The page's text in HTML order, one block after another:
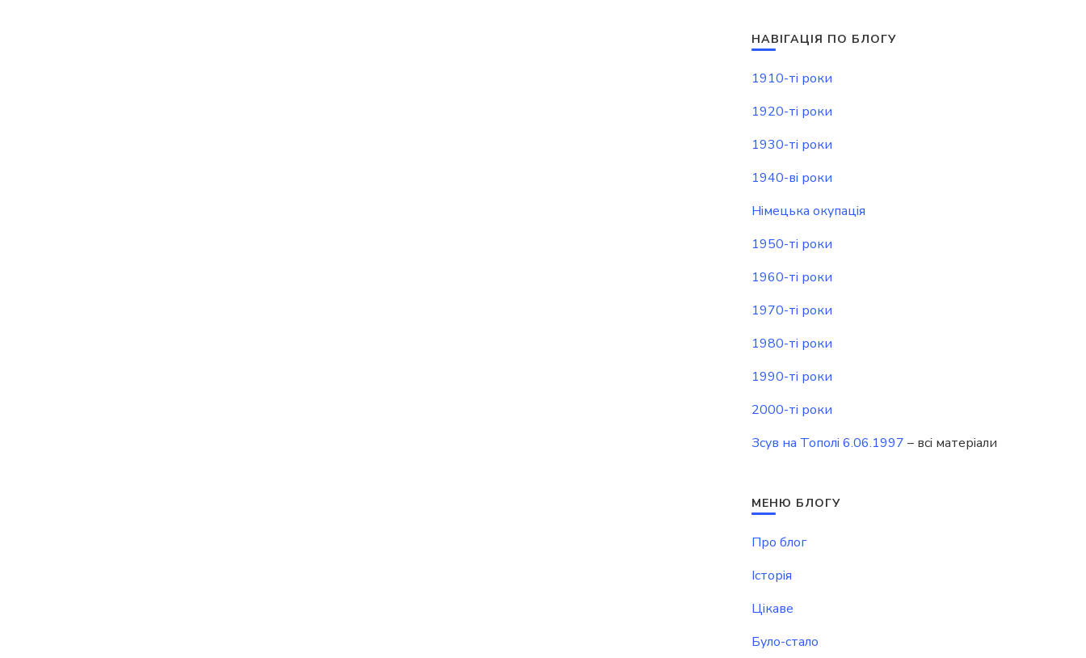
НАВІГАЦІЯ ПО БЛОГУ
1910-ті роки
1920-ті роки
1930-ті роки
1940-ві роки
Німецька окупація
1950-ті роки
1960-ті роки
1970-ті роки
1980-ті роки
1990-ті роки
2000-ті роки
Зсув на Тополі 6.06.1997 – всі матеріали
МЕНЮ БЛОГУ
Про блог
Історія
Цікаве
Було-стало